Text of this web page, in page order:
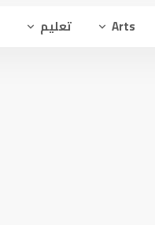
Arts تعليم